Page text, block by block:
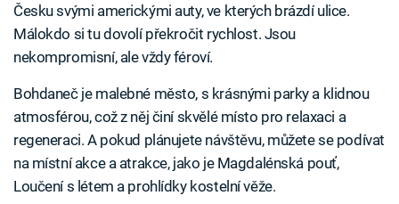
Česku svými americkými auty, ve kterých brázdí ulice.
Málokdo si tu dovolí překročit rychlost. Jsou
nekompromisní, ale vždy féroví.
Bohdaneč je malebné město, s krásnými parky a klidnou
atmosférou, což z něj činí skvělé místo pro relaxaci a
regeneraci. A pokud plánujete návštěvu, můžete se podívat
na místní akce a atrakce, jako je Magdalénská pouť,
Loučení s létem a prohlídky kostelní věže.